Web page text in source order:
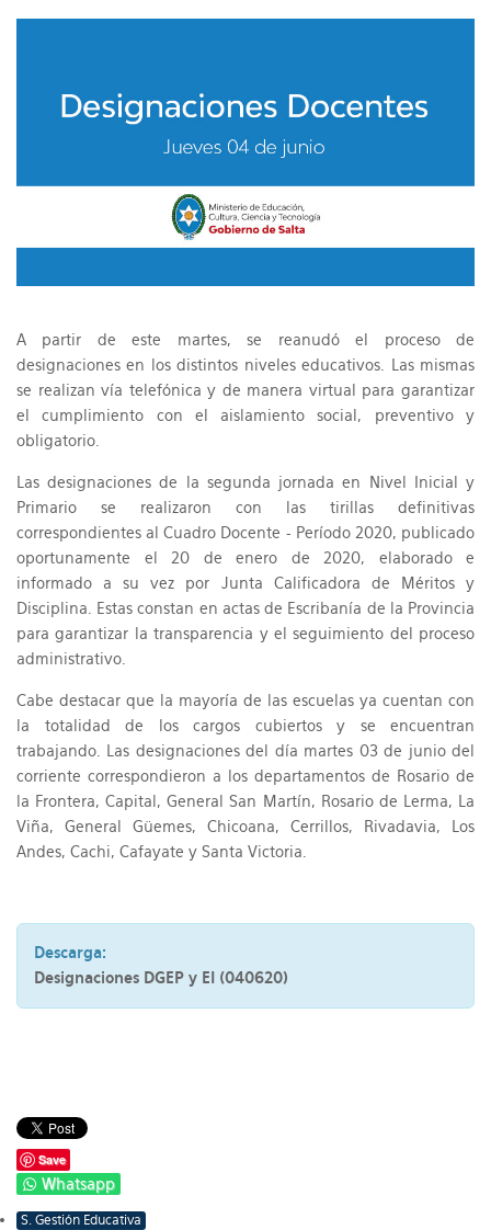
A partir de este martes, se reanudó el proceso de
designaciones en los distintos niveles educativos. Las mismas
se realizan vía telefónica y de manera virtual para garantizar
el cumplimiento con el aislamiento social, preventivo y
obligatorio.
Las designaciones de la segunda jornada en Nivel Inicial y
Primario se realizaron con las tirillas definitivas
correspondientes al Cuadro Docente - Período 2020, publicado
oportunamente el 20 de enero de 2020, elaborado e
informado a su vez por Junta Calificadora de Méritos y
Disciplina. Estas constan en actas de Escribanía de la Provincia
para garantizar la transparencia y el seguimiento del proceso
administrativo.
Cabe destacar que la mayoría de las escuelas ya cuentan con
la totalidad de los cargos cubiertos y se encuentran
trabajando. Las designaciones del día martes 03 de junio del
corriente correspondieron a los departamentos de Rosario de
la Frontera, Capital, General San Martín, Rosario de Lerma, La
Viña, General Güemes, Chicoana, Cerrillos, Rivadavia, Los
Andes, Cachi, Cafayate y Santa Victoria.
Descarga:
Designaciones DGEP y EI (040620)
Save
Whatsapp
S. Gestión Educativa